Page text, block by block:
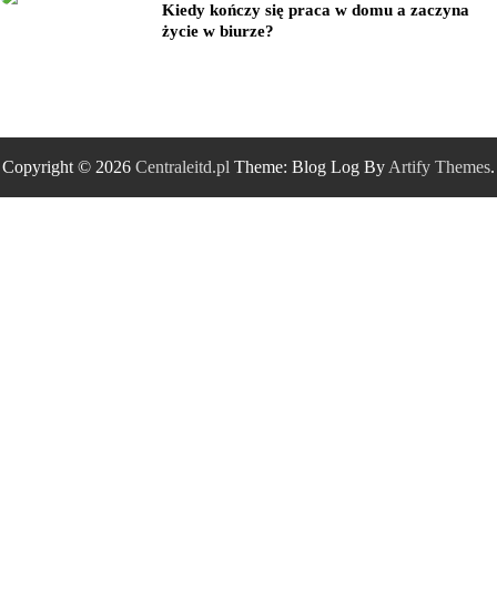
Kiedy kończy się praca w domu a zaczyna
życie w biurze?
Copyright © 2026 Centraleitd.pl Theme: Blog Log By Artify Themes.